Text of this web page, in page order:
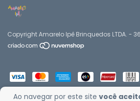
Ao navegar por este site você
Copyright Amarelo Ipê Brinquedos LTDA. -